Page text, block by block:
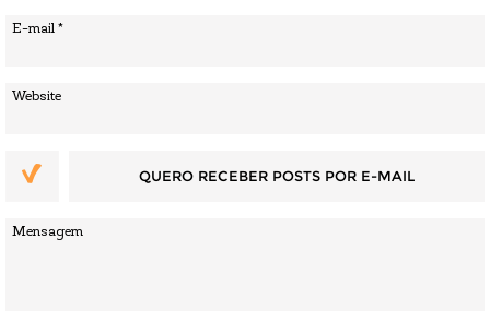
QUERO RECEBER POSTS POR E-MAIL